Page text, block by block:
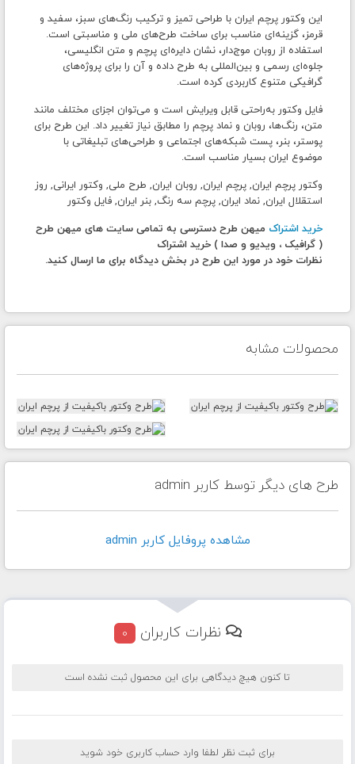
این وکتور پرچم ایران با طراحی تمیز و ترکیب رنگ‌های سبز، سفید و
قرمز، گزینه‌ای مناسب برای ساخت طرح‌های ملی و مناسبتی است.
استفاده از روبان موج‌دار، نشان دایره‌ای پرچم و متن انگلیسی،
جلوه‌ای رسمی و بین‌المللی به طرح داده و آن را برای پروژه‌های
گرافیکی متنوع کاربردی کرده است.
فایل وکتور به‌راحتی قابل ویرایش است و می‌توان اجزای مختلف مانند
متن، رنگ‌ها، روبان و نماد پرچم را مطابق نیاز تغییر داد. این طرح برای
پوستر، بنر، پست شبکه‌های اجتماعی و طراحی‌های تبلیغاتی با
موضوع ایران بسیار مناسب است.
وکتور پرچم ایران, پرچم ایران, روبان ایران, طرح ملی, وکتور ایرانی, روز
استقلال ایران, نماد ایران, پرچم سه رنگ, بنر ایران, فایل وکتور
خرید اشتراک میهن طرح دسترسی به تمامی سایت های میهن طرح
( گرافیک ، ویدیو و صدا ) خرید اشتراک
نظرات خود در مورد این طرح در بخش دیدگاه برای ما ارسال کنید.
محصولات مشابه
طرح های دیگر توسط کاربر admin
مشاهده پروفايل کاربر admin
نظرات کاربران 0
تا کنون هیچ دیدگاهی برای این محصول ثبت نشده است
برای ثبت نظر لطفا وارد حساب کاربری خود شوید